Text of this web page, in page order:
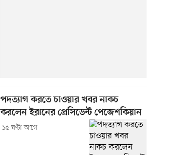
পদত্যাগ করতে চাওয়ার খবর নাকচ
করলেন ইরানের প্রেসিডেন্ট পেজেশকিয়ান
১৫ ঘণ্টা আগে